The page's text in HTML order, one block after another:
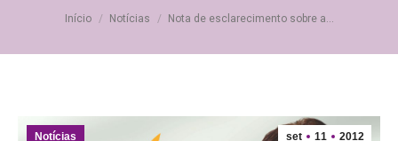
Você está aqui:
Início Notícias Nota de esclarecimento sobre a…
set 11 2012
Notícias